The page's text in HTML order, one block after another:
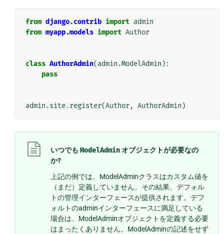
from django.contrib import admin
from myapp.models import Author
class AuthorAdmin(admin .ModelAdmin ):
pass
admin .site.register(Author, AuthorAdmin )
いつでも ModelAdminオブジェクトが必要なの
か?
上記の例では、ModelAdminクラスはカスタム値を
（まだ）定義していません。その結果、デフォル
トの管理インターフェースが提供されます。デフ
ォルトのadminインターフェースに満足している
場合は、ModelAdminオブジェクトを定義する必要
はまったくありません。ModelAdminの記述をせず